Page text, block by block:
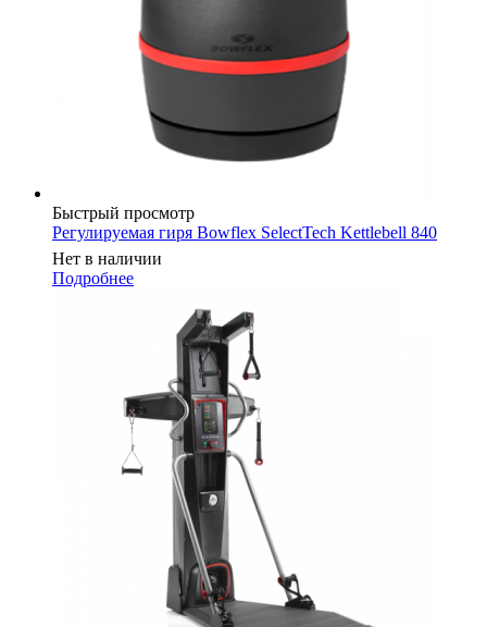
Быстрый просмотр
Регулируемая гиря Bowflex SelectTech Kettlebell 840
Нет в наличии
Подробнее